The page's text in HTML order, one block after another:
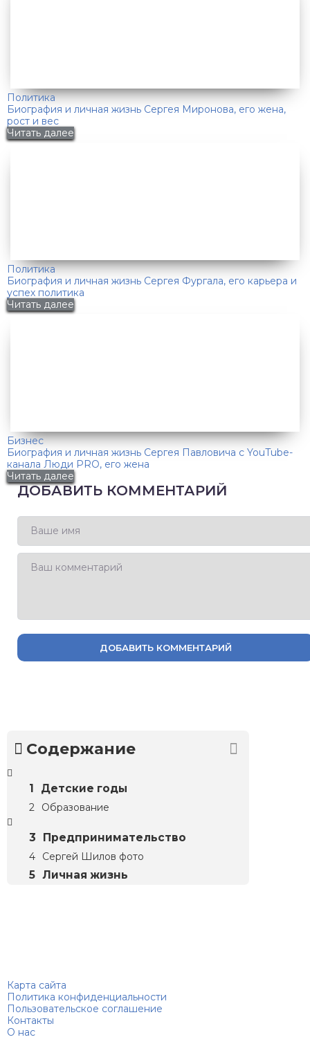
Политика
Биография и личная жизнь Сергея Миронова, его жена,
рост и вес
Читать далее
Политика
Биография и личная жизнь Сергея Фургала, его карьера и
успех политика
Читать далее
Бизнес
Биография и личная жизнь Сергея Павловича с YouTube-
канала Люди PRO, его жена
Читать далее
ДОБАВИТЬ КОММЕНТАРИЙ
ДОБАВИТЬ КОММЕНТАРИЙ
Содержание
Детские годы
Образование
Предпринимательство
Сергей Шилов фото
Личная жизнь
Карта сайта
Политика конфиденциальности
Пользовательское соглашение
Контакты
О нас